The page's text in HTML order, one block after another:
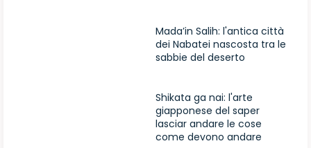
Mada’in Salih: l'antica città
dei Nabatei nascosta tra le
sabbie del deserto
Shikata ga nai: l'arte
giapponese del saper
lasciar andare le cose
come devono andare